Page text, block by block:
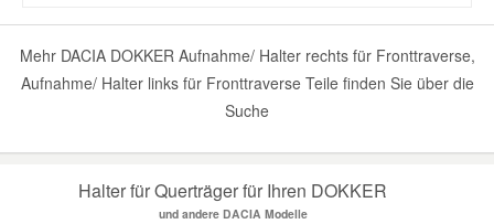
Mehr DACIA DOKKER Aufnahme/ Halter rechts für Fronttraverse,
Aufnahme/ Halter links für Fronttraverse Teile finden Sie über die
Suche
Halter für Querträger für Ihren DOKKER
und andere DACIA Modelle